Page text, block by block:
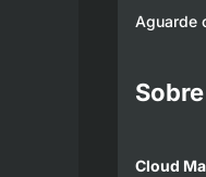
Aguarde
Cloud